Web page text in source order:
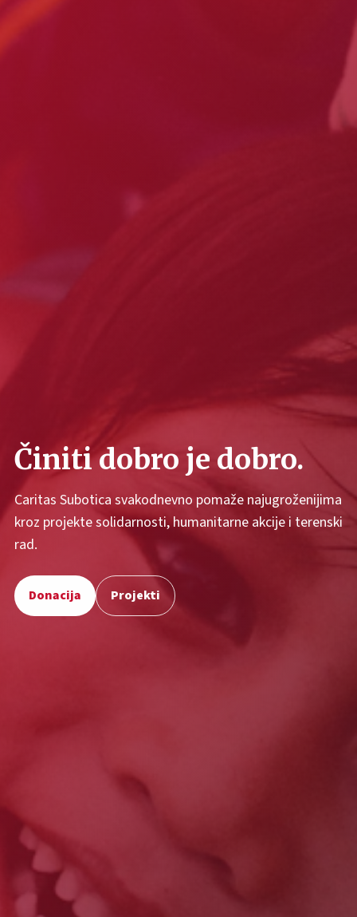
Činiti dobro je dobro.
Caritas Subotica svakodnevno pomaže najugroženijima
kroz projekte solidarnosti, humanitarne akcije i terenski
rad.
Donacija Projekti